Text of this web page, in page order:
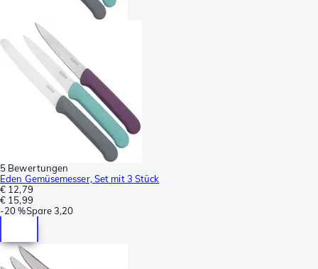
5 Bewertungen
Eden Gemüsemesser, Set mit 3 Stück
€ 12,79
€ 15,99
-20 %Spare3,20